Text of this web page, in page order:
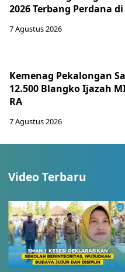
2026 Terbang Perdana
7 Agustus 2026
Kemenag Pekalongan
12.500 Blangko Ijazah
RA
7 Agustus 2026
Video Terbaru